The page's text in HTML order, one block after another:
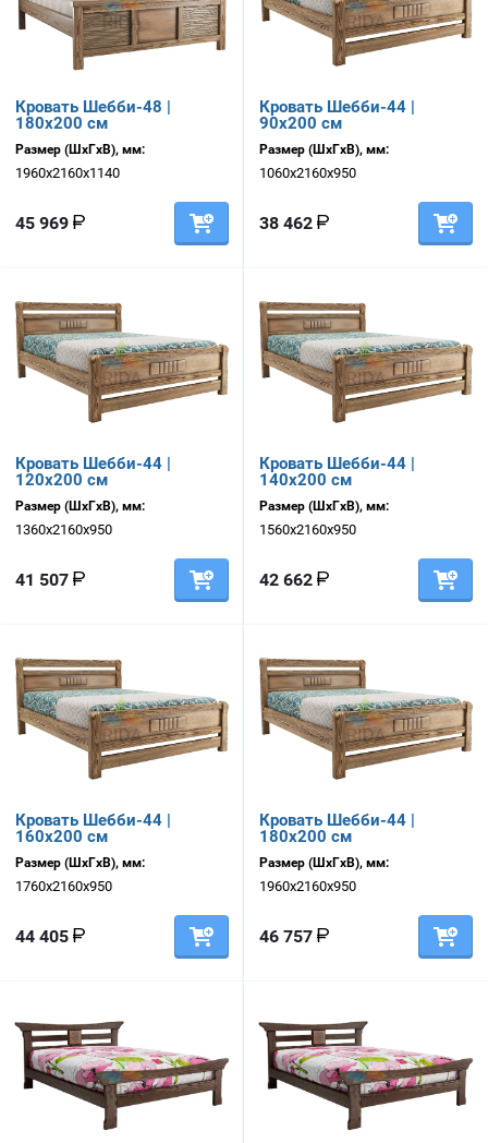
Кровать Шебби-48 |
180х200 см
Размер (ШхГхВ), мм:
1960х2160х1140
45 969
Кровать Шебби-44 |
90х200 см
Размер (ШхГхВ), мм:
1060х2160х950
38 462
Кровать Шебби-44 |
120х200 см
Размер (ШхГхВ), мм:
1360х2160х950
41 507
Кровать Шебби-44 |
140х200 см
Размер (ШхГхВ), мм:
1560х2160х950
42 662
Кровать Шебби-44 |
160х200 см
Размер (ШхГхВ), мм:
1760х2160х950
44 405
Кровать Шебби-44 |
180х200 см
Размер (ШхГхВ), мм:
1960х2160х950
46 757